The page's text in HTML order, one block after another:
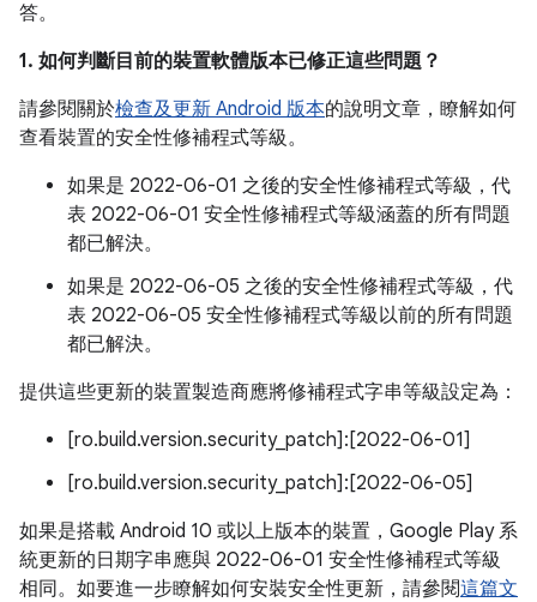
答。
1. 如何判斷目前的裝置軟體版本已修正這些問題？
請參閱關於檢查及更新 Android 版本的說明文章，瞭解如何
查看裝置的安全性修補程式等級。
如果是 2022-06-01 之後的安全性修補程式等級，代
表 2022-06-01 安全性修補程式等級涵蓋的所有問題
都已解決。
如果是 2022-06-05 之後的安全性修補程式等級，代
表 2022-06-05 安全性修補程式等級以前的所有問題
都已解決。
提供這些更新的裝置製造商應將修補程式字串等級設定為：
[ro.build.version.security_patch]:[2022-06-01]
[ro.build.version.security_patch]:[2022-06-05]
如果是搭載 Android 10 或以上版本的裝置，Google Play 系
統更新的日期字串應與 2022-06-01 安全性修補程式等級
相同。如要進一步瞭解如何安裝安全性更新，請參閱這篇文